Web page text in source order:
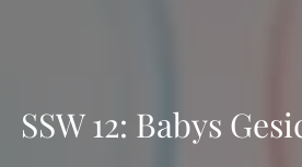
SSW 12: Babys